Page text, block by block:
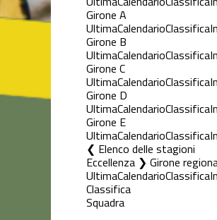
Girone A
UltimaCalendarioClassifica
Girone B
UltimaCalendarioClassifica
Girone C
UltimaCalendarioClassifica
Girone D
UltimaCalendarioClassifica
Girone E
UltimaCalendarioClassifica
Elenco delle stagioni
Eccellenza ❯ Girone
UltimaCalendarioClassifica
Classifica
Squadra